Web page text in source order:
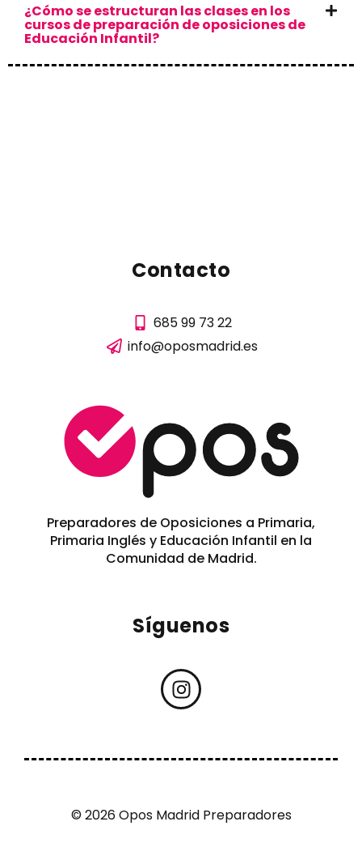
¿Cómo se estructuran las clases en los
cursos de preparación de oposiciones de
Educación Infantil?
Contacto
685 99 73 22
info@oposmadrid.es
Preparadores de Oposiciones a Primaria,
Primaria Inglés y Educación Infantil en la
Comunidad de Madrid.
Síguenos
© 2026 Opos Madrid Preparadores